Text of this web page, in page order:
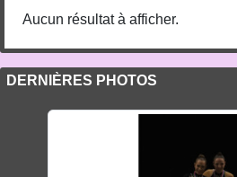
Aucun résultat à afficher.
DERNIÈRES PHOTOS